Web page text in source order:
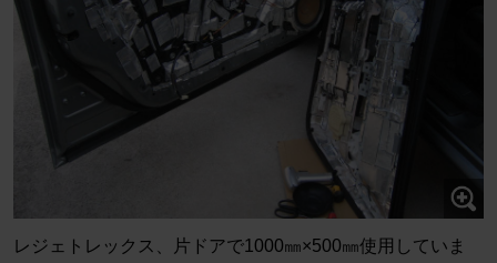
レジェトレックス、片ドアで1000㎜×500㎜使用していま